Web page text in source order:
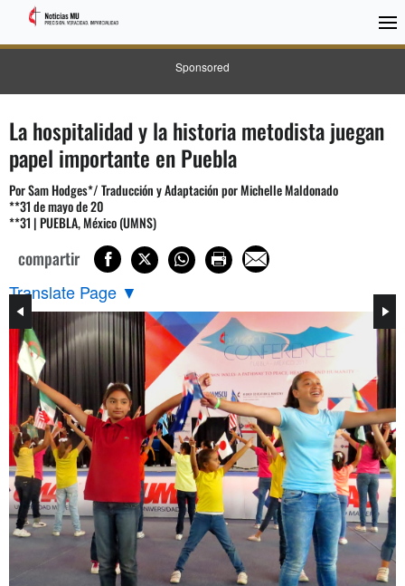
Sponsored
La hospitalidad y la historia metodista juegan
papel importante en Puebla
Por Sam Hodges*/ Traducción y Adaptación por Michelle Maldonado
**31 de mayo de 20
**31 | PUEBLA, México (UMNS)
compartir
Translate Page ▼